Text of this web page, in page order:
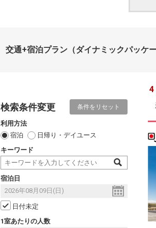
交通+宿泊プラン （ダイナミックパッケ
検索条件変更 条件をリセット
利用方法
宿泊
日帰り・デイユース
キーワード
宿泊日
日付未定
1室あたりの人数
4